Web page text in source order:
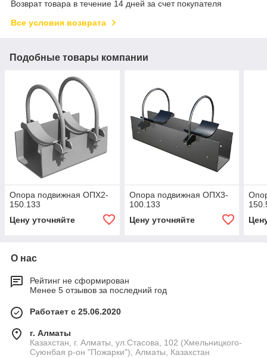
Возврат товара в течение 14 дней за счет покупателя
Все условия возврата
Подобные товары компании
Опора подвижная ОПХ2-
150.133
Цену уточняйте
Опора подвижная ОПХ3-
100.133
Цену уточняйте
О нас
Рейтинг не сформирован
Менее 5 отзывов за последний год
Работает с 25.06.2020
г. Алматы
Казахстан, г. Алматы, ул.Стасова, 102 (Хмельницкого-
Суюнбая р-он "Пожарки"), Алматы, Казахстан